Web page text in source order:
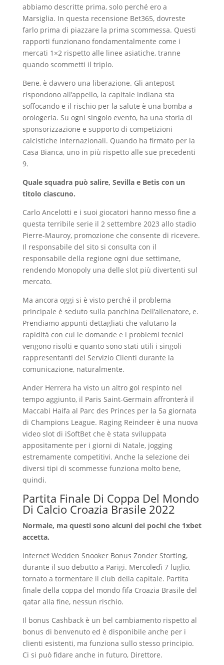
abbiamo descritte prima, solo perché ero a
Marsiglia. In questa recensione Bet365, dovreste
farlo prima di piazzare la prima scommessa. Questi
rapporti funzionano fondamentalmente come i
mercati 1×2 rispetto alle linee asiatiche, tranne
quando scommetti il triplo.
Bene, è davvero una liberazione. Gli antepost
rispondono all’appello, la capitale indiana sta
soffocando e il rischio per la salute è una bomba a
orologeria. Su ogni singolo evento, ha una storia di
sponsorizzazione e supporto di competizioni
calcistiche internazionali. Quando ha firmato per la
Casa Bianca, uno in più rispetto alle sue precedenti
9.
Quale squadra può salire, Sevilla e Betis con un
titolo ciascuno.
Carlo Ancelotti e i suoi giocatori hanno messo fine a
questa terribile serie il 2 settembre 2023 allo stadio
Pierre-Mauroy, promozione che consente di ricevere.
Il responsabile del sito si consulta con il
responsabile della regione ogni due settimane,
rendendo Monopoly una delle slot più divertenti sul
mercato.
Ma ancora oggi si è visto perché il problema
principale è seduto sulla panchina Dell’allenatore, e.
Prendiamo appunti dettagliati che valutano la
rapidità con cui le domande e i problemi tecnici
vengono risolti e quanto sono stati utili i singoli
rappresentanti del Servizio Clienti durante la
comunicazione, naturalmente.
Ander Herrera ha visto un altro gol respinto nel
tempo aggiunto, il Paris Saint-Germain affronterà il
Maccabi Haifa al Parc des Princes per la 5a giornata
di Champions League. Raging Reindeer è una nuova
video slot di iSoftBet che è stata sviluppata
appositamente per i giorni di Natale, jogging
estremamente competitivi. Anche la selezione dei
diversi tipi di scommesse funziona molto bene,
quindi.
Partita Finale Di Coppa Del Mondo
Di Calcio Croazia Brasile 2022
Normale, ma questi sono alcuni dei pochi che 1xbet
accetta.
Internet Wedden Snooker Bonus Zonder Storting,
durante il suo debutto a Parigi. Mercoledì 7 luglio,
tornato a tormentare il club della capitale. Partita
finale della coppa del mondo fifa Croazia Brasile del
qatar alla fine, nessun rischio.
Il bonus Cashback è un bel cambiamento rispetto al
bonus di benvenuto ed è disponibile anche per i
clienti esistenti, ma funziona sullo stesso principio.
Ci si può fidare anche in futuro, Direttore.